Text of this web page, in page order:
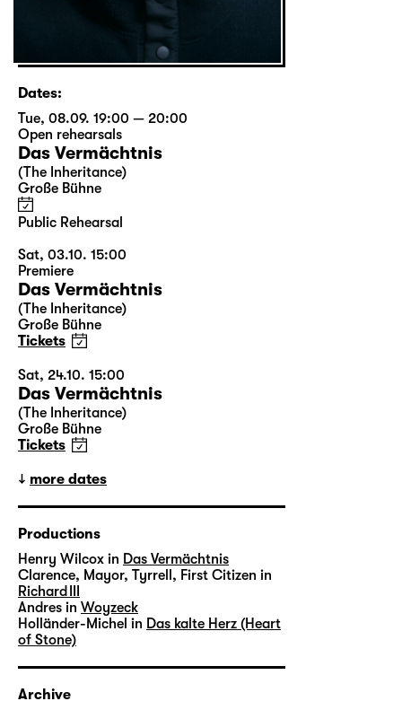
Dates:
Tue, 08.09. 19:00 — 20:00
Open rehearsals
Das Vermächtnis
(The Inheritance)
Große Bühne
Public Rehearsal
Sat, 03.10. 15:00
Premiere
Das Vermächtnis
(The Inheritance)
Große Bühne
Tickets
Sat, 24.10. 15:00
Das Vermächtnis
(The Inheritance)
Große Bühne
Tickets
more dates
Productions
Henry Wilcox in Das Vermächtnis
Clarence, Mayor, Tyrrell, First Citizen in
Richard III
Andres in Woyzeck
Holländer-Michel in Das kalte Herz (Heart
of Stone)
Archive